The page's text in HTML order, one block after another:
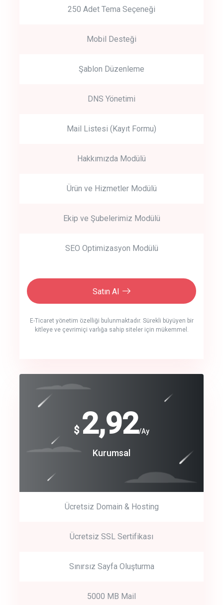
250 Adet Tema Seçeneği
Mobil Desteği
Şablon Düzenleme
DNS Yönetimi
Mail Listesi (Kayıt Formu)
Hakkımızda Modülü
Ürün ve Hizmetler Modülü
Ekip ve Şubelerimiz Modülü
SEO Optimizasyon Modülü
Satın Al
E-Ticaret yönetim özelliği bulunmaktadır. Sürekli büyüyen bir
kitleye ve çevrimiçi varlığa sahip siteler için mükemmel.
crm auto cync
track energy costs
Get Started
Start by trying our service for 30 days free trial no credit card
$ 2,92/Ay
Kurumsal
Ücretsiz Domain & Hosting
Ücretsiz SSL Sertifikası
Sınırsız Sayfa Oluşturma
5000 MB Mail
$
240
Coroprate